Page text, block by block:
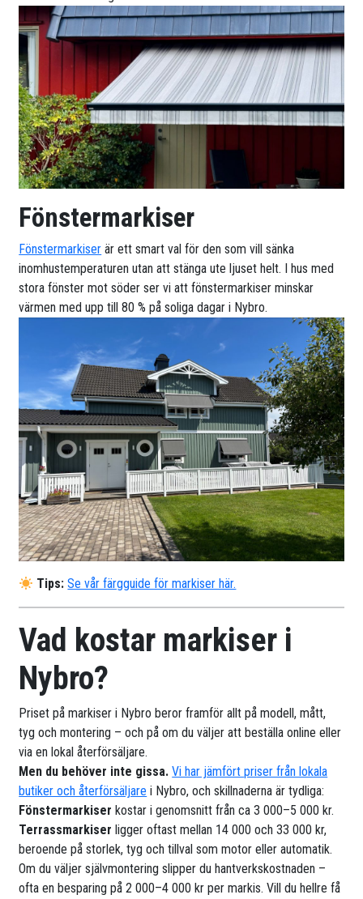
Fönstermarkiser
Fönstermarkiser är ett smart val för den som vill sänka
inomhustemperaturen utan att stänga ute ljuset helt. I hus med
stora fönster mot söder ser vi att fönstermarkiser minskar
värmen med upp till 80 % på soliga dagar i Nybro.
Tips: Se vår färgguide för markiser här.
Vad kostar markiser i
Nybro?
Priset på markiser i Nybro beror framför allt på modell, mått,
tyg och montering – och på om du väljer att beställa online eller
via en lokal återförsäljare.
Men du behöver inte gissa.Vi har jämfört priser från lokala
butiker och återförsäljare i Nybro, och skillnaderna är tydliga:
Fönstermarkiser kostar i genomsnitt från ca 3 000–5 000 kr.
Terrassmarkiser ligger oftast mellan 14 000 och 33 000 kr,
beroende på storlek, tyg och tillval som motor eller automatik.
Om du väljer självmontering slipper du hantverkskostnaden –
ofta en besparing på 2 000–4 000 kr per markis. Vill du hellre få